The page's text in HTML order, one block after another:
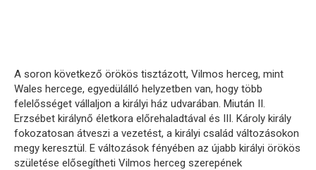
A soron következő örökös tisztázott, Vilmos herceg, mint
Wales hercege, egyedülálló helyzetben van, hogy több
felelősséget vállaljon a királyi ház udvarában. Miután II.
Erzsébet királynő életkora előrehaladtával és III. Károly király
fokozatosan átveszi a vezetést, a királyi család változásokon
megy keresztül. E változások fényében az újabb királyi örökös
születése elősegítheti Vilmos herceg szerepének